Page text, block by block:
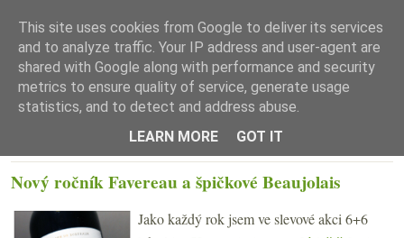
☰ Menu
Nový ročník Favereau a špičkové Beaujolais
Jako každý rok jsem ve slevové akci 6+6
This site uses cookies from Google to deliver its services
and to analyze traffic. Your IP address and user-agent are
shared with Google along with performance and security
metrics to ensure quality of service, generate usage
statistics, and to detect and address abuse.
LEARN MORE
GOT IT